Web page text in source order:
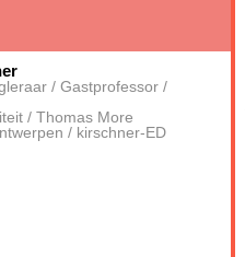
/ Gastprofessor /
/ Thomas More
/ kirschner-ED